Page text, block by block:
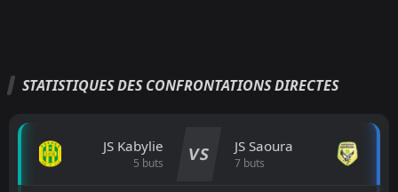
STATISTIQUES DES CONFRONTATIONS DIRECTES
JS Kabylie
5 buts VS JS Saoura
7 buts